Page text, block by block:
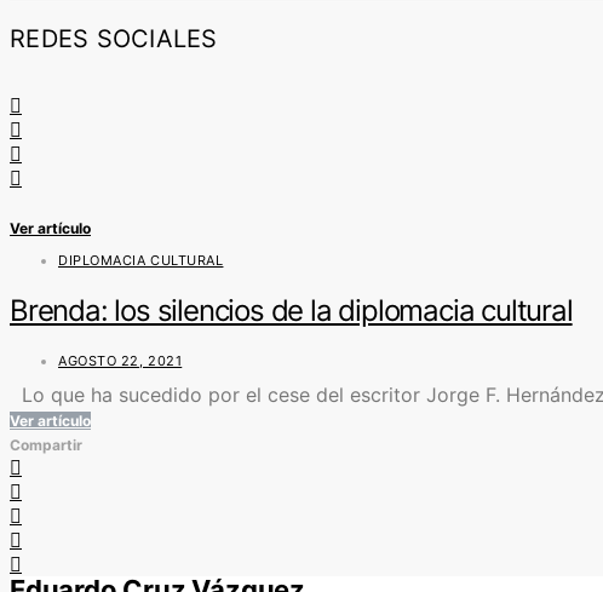
REDES SOCIALES
Ver artículo
DIPLOMACIA CULTURAL
Brenda: los silencios de la diplomacia cultural
AGOSTO 22, 2021
Lo que ha sucedido por el cese del escritor Jorge F.
Ver artículo
Compartir